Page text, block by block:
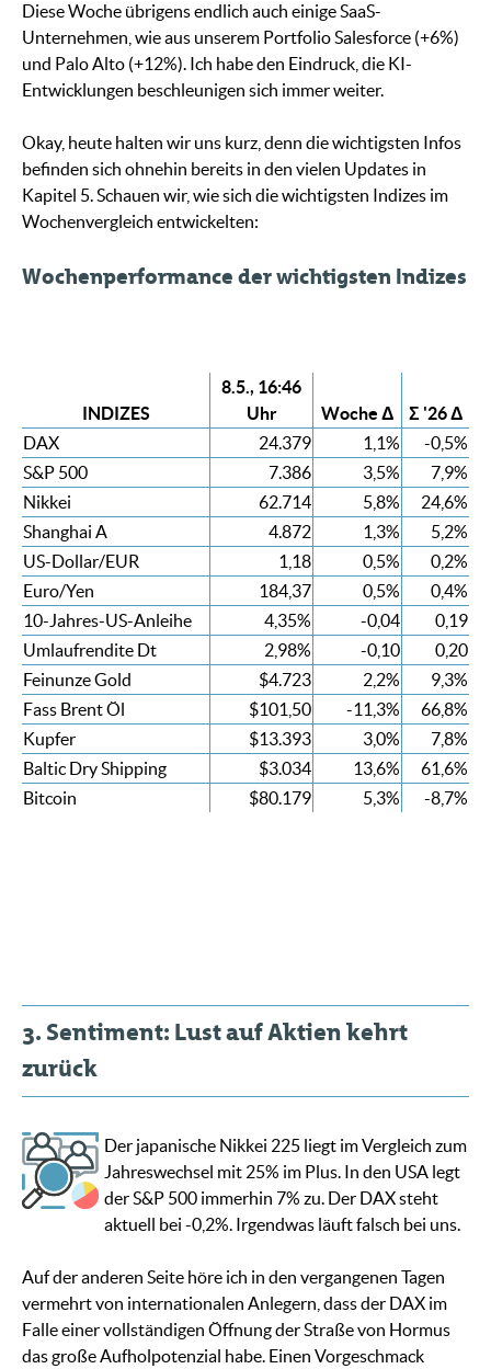
Diese Woche übrigens endlich auch einige SaaS-
Unternehmen, wie aus unserem Portfolio Salesforce (+6%)
und Palo Alto (+12%). Ich habe den Eindruck, die KI-
Entwicklungen beschleunigen sich immer weiter.
Okay, heute halten wir uns kurz, denn die wichtigsten Infos
befinden sich ohnehin bereits in den vielen Updates in
Kapitel 5. Schauen wir, wie sich die wichtigsten Indizes im
Wochenvergleich entwickelten:
Wochenperformance der wichtigsten Indizes
INDIZES
8.5., 16:46
Uhr
Woche Δ
Σ '26 Δ
DAX
24.379 1,1%
-0,5%
S&P 500
7.386 3,5%
7,9%
Nikkei
62.714 5,8%
24,6%
Shanghai A
4.872 1,3%
5,2%
US-Dollar/EUR
1,18 0,5%
0,2%
Euro/Yen
184,37 0,5%
0,4%
10-Jahres-US-Anleihe
4,35% -0,04
0,19
Umlaufrendite Dt
2,98% -0,10
0,20
Feinunze Gold
$4.723 2,2%
9,3%
Fass Brent Öl
$101,50 -11,3%
66,8%
Kupfer
$13.393 3,0%
7,8%
Baltic Dry Shipping
$3.034 13,6%
61,6%
Bitcoin
$80.179 5,3% -8,7%
3. Sentiment: Lust auf Aktien kehrt
zurück
Der japanische Nikkei 225 liegt im Vergleich zum
Jahreswechsel mit 25% im Plus. In den USA legt
der S&P 500 immerhin 7% zu. Der DAX steht
aktuell bei -0,2%. Irgendwas läuft falsch bei uns.
Auf der anderen Seite höre ich in den vergangenen Tagen
vermehrt von internationalen Anlegern, dass der DAX im
Falle einer vollständigen Öffnung der Straße von Hormus
das große Aufholpotenzial habe. Einen Vorgeschmack